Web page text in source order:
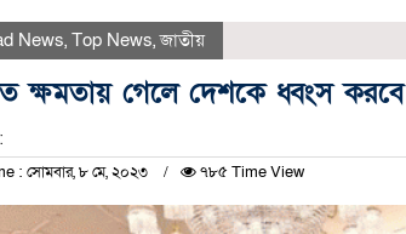
News, Top News,জাতীয়
ক্ষমতায় গেলে দেশকে ধ্বংস করবে
: সোমবার, ৮ মে, ২০২৩ ৭৮৫ Time View